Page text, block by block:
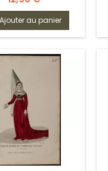
Ajouter au panier